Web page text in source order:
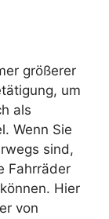
größerer
um
als
Wenn Sie
sind,
Fahrräder
Hier
von